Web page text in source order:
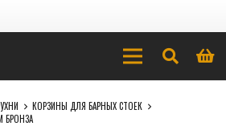
КОРЗИНЫ ДЛЯ БАРНЫХ СТОЕК
БРОНЗА